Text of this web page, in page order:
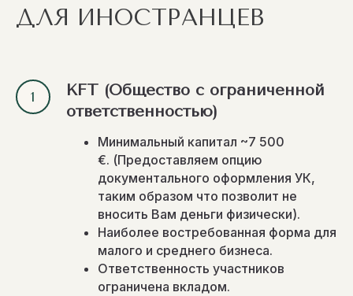
ДЛЯ ИНОСТРАНЦЕВ
KFT (Общество с ограниченной
ответственностью)
Минимальный капитал ~7 500
€. (Предоставляем опцию
документального оформления УК,
таким образом что позволит не
вносить Вам деньги физически).
Наиболее востребованная форма для
малого и среднего бизнеса.
Ответственность участников
ограничена вкладом.